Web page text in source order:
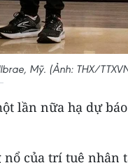
Mỹ. (Ảnh: THX/
lần nữa hạ dự
của trí tuệ nhân